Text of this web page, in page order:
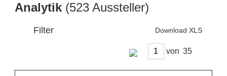
Analytik (523 Aussteller)
Filter Download XLS
von